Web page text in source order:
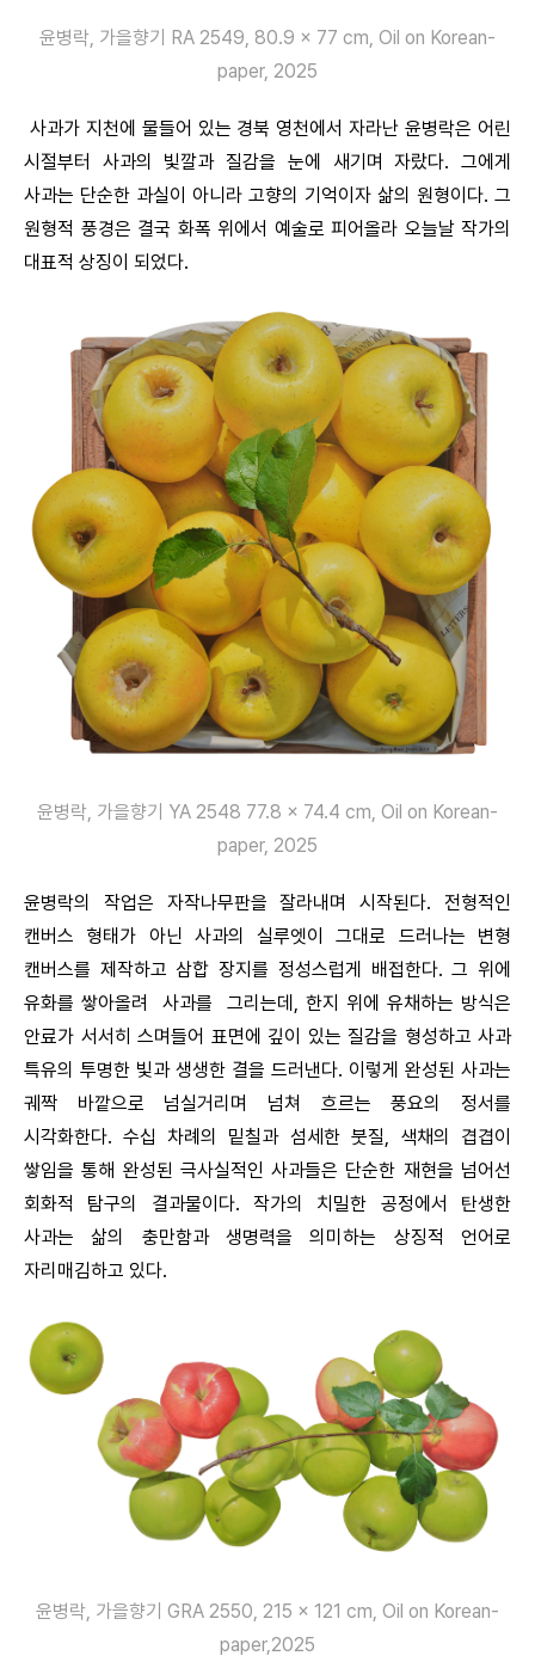
윤병락, 가을향기 RA 2549, 80.9 × 77 cm, Oil on Korean-
paper, 2025
사과가 지천에 물들어 있는 경북 영천에서 자라난 윤병락은 어린
시절부터 사과의 빛깔과 질감을 눈에 새기며 자랐다. 그에게
사과는 단순한 과실이 아니라 고향의 기억이자 삶의 원형이다. 그
원형적 풍경은 결국 화폭 위에서 예술로 피어올라 오늘날 작가의
대표적 상징이 되었다.
윤병락, 가을향기 YA 2548 77.8 x 74.4 cm, Oil on Korean-
paper, 2025
윤병락의 작업은 자작나무판을 잘라내며 시작된다. 전형적인
캔버스 형태가 아닌 사과의 실루엣이 그대로 드러나는 변형
캔버스를 제작하고 삼합 장지를 정성스럽게 배접한다. 그 위에
유화를 쌓아올려 사과를 그리는데, 한지 위에 유채하는 방식은
안료가 서서히 스며들어 표면에 깊이 있는 질감을 형성하고 사과
특유의 투명한 빛과 생생한 결을 드러낸다. 이렇게 완성된 사과는
궤짝 바깥으로 넘실거리며 넘쳐 흐르는 풍요의 정서를
시각화한다. 수십 차례의 밑칠과 섬세한 붓질, 색채의 겹겹이
쌓임을 통해 완성된 극사실적인 사과들은 단순한 재현을 넘어선
회화적 탐구의 결과물이다. 작가의 치밀한 공정에서 탄생한
사과는 삶의 충만함과 생명력을 의미하는 상징적 언어로
자리매김하고 있다.
윤병락, 가을향기 GRA 2550, 215 x 121 cm, Oil on Korean-
paper,2025